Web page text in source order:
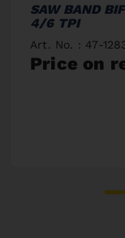
SAW BAND
4/6 TPI
Art. No. : 47-
Price on